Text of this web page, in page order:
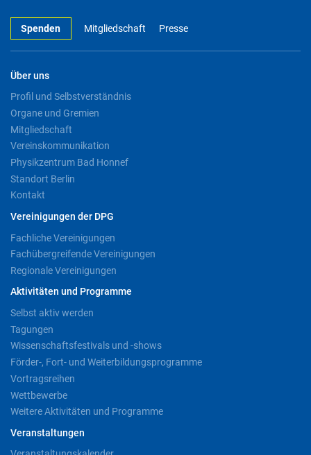
Spenden Mitgliedschaft Presse
Über uns
Profil und Selbstverständnis
Organe und Gremien
Mitgliedschaft
Vereinskommunikation
Physikzentrum Bad Honnef
Standort Berlin
Kontakt
Vereinigungen der DPG
Fachliche Vereinigungen
Fachübergreifende Vereinigungen
Regionale Vereinigungen
Aktivitäten und Programme
Selbst aktiv werden
Tagungen
Wissenschaftsfestivals und -shows
Förder-, Fort- und Weiterbildungsprogramme
Vortragsreihen
Wettbewerbe
Weitere Aktivitäten und Programme
Veranstaltungen